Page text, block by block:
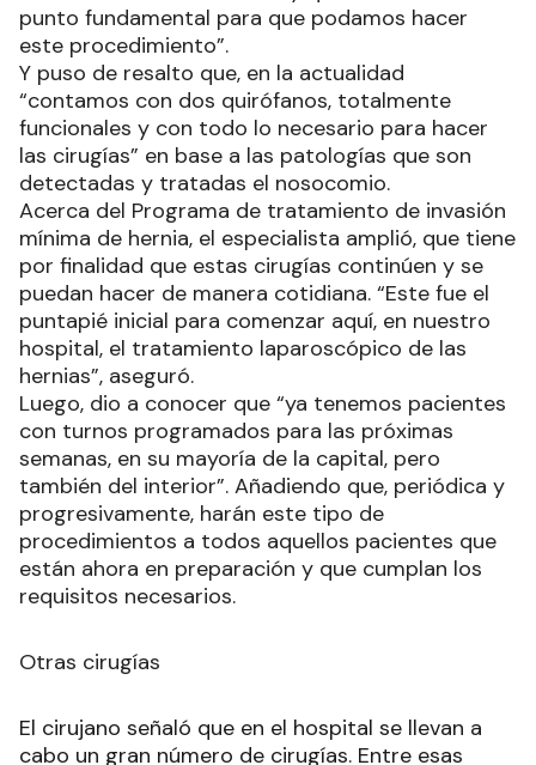
punto fundamental para que podamos hacer
este procedimiento”.
Y puso de resalto que, en la actualidad
“contamos con dos quirófanos, totalmente
funcionales y con todo lo necesario para hacer
las cirugías” en base a las patologías que son
detectadas y tratadas el nosocomio.
Acerca del Programa de tratamiento de invasión
mínima de hernia, el especialista amplió, que tiene
por finalidad que estas cirugías continúen y se
puedan hacer de manera cotidiana. “Este fue el
puntapié inicial para comenzar aquí, en nuestro
hospital, el tratamiento laparoscópico de las
hernias”, aseguró.
Luego, dio a conocer que “ya tenemos pacientes
con turnos programados para las próximas
semanas, en su mayoría de la capital, pero
también del interior”. Añadiendo que, periódica y
progresivamente, harán este tipo de
procedimientos a todos aquellos pacientes que
están ahora en preparación y que cumplan los
requisitos necesarios.
Otras cirugías
El cirujano señaló que en el hospital se llevan a
cabo un gran número de cirugías. Entre esas